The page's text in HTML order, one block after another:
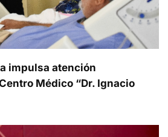
impulsa atención
Médico “Dr. Ignacio